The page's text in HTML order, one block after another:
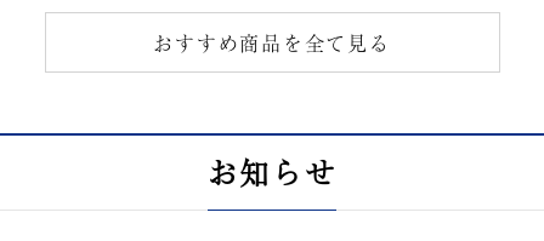
おすすめ商品を全て見る
お知らせ